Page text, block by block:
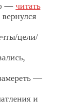
— читать
цели/
—
и